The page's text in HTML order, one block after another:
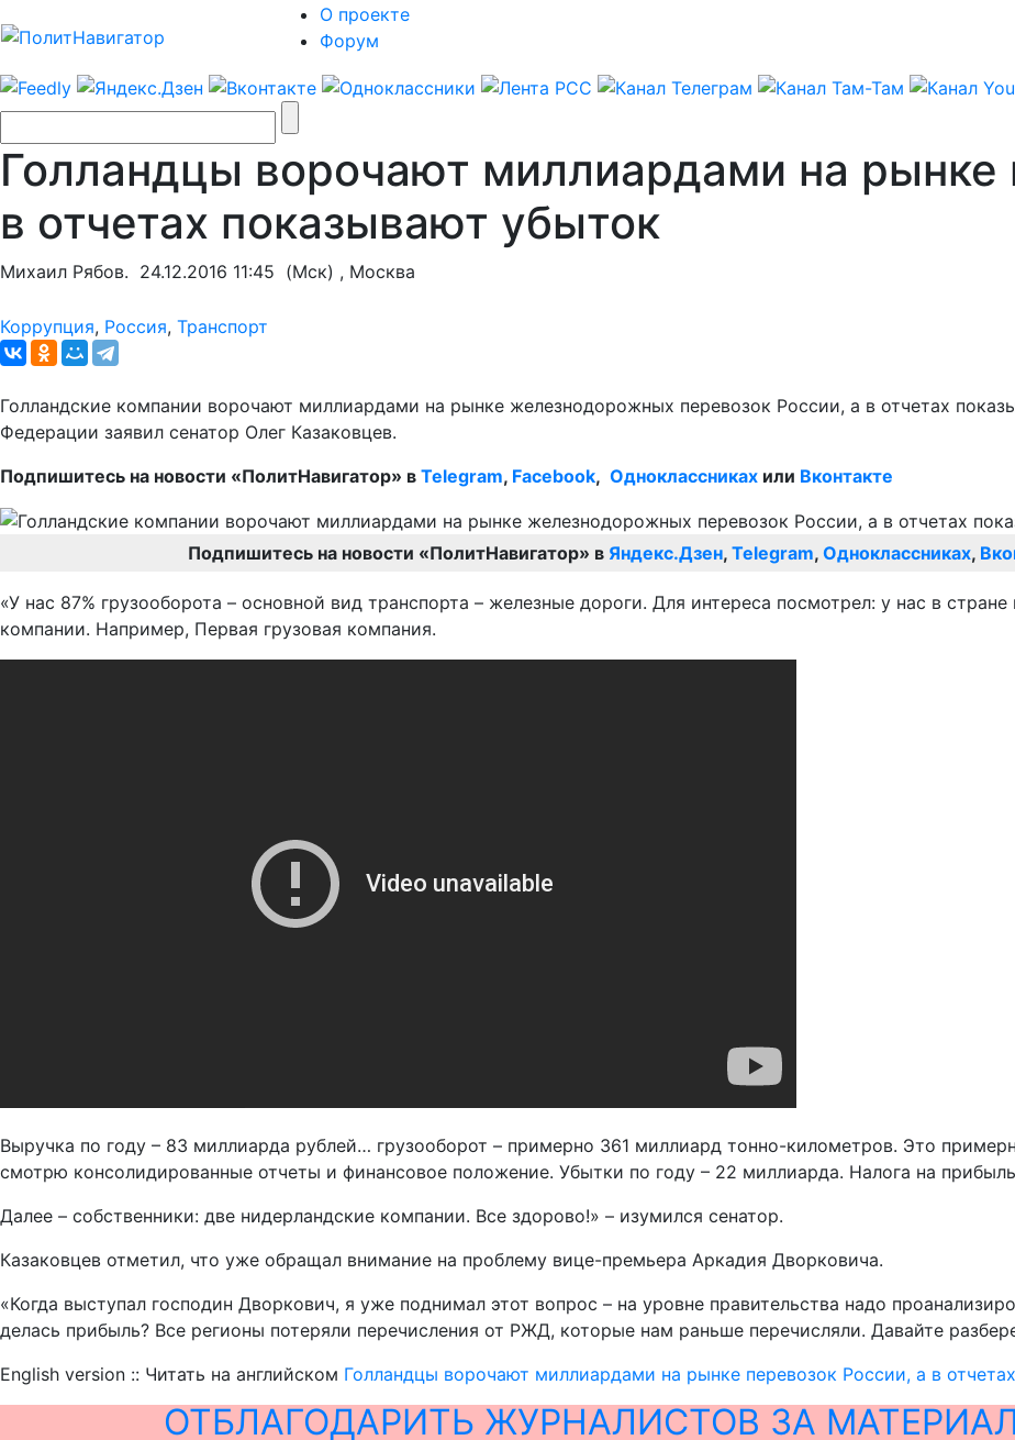
О проекте
Форум
Голландцы ворочают миллиардами на рынке
в отчетах показывают убыток
Михаил Рябов. 24.12.2016 11:45 (Мск) , Москва
Коррупция, Россия, Транспорт
Голландские компании ворочают миллиардами на рынке железнодорожных перевозок России, а в отчетах
Федерации заявил сенатор Олег Казаковцев.
Подпишитесь на новости «ПолитНавигатор» в Telegram, Facebook, Одноклассниках или Вконтакте
Подпишитесь на новости «ПолитНавигатор» в Яндекс.Дзен, Telegram, Одноклассниках,
«У нас 87% грузооборота – основной вид транспорта – железные дороги. Для интереса посмотрел: у нас в
компании. Например, Первая грузовая компания.
Выручка по году – 83 миллиарда рублей… грузооборот – примерно 361 миллиард тонно-километров. Это
смотрю консолидированные отчеты и финансовое положение. Убытки по году – 22 миллиарда. Налога на
Далее – собственники: две нидерландские компании. Все здорово!» – изумился сенатор.
Казаковцев отметил, что уже обращал внимание на проблему вице-премьера Аркадия Дворковича.
«Когда выступал господин Дворкович, я уже поднимал этот вопрос – на уровне правительства надо
делась прибыль? Все регионы потеряли перечисления от РЖД, которые нам раньше перечисляли. Давайте
English version :: Читать на английском Голландцы ворочают миллиардами на рынке перевозок России, а в
ОТБЛАГОДАРИТЬ ЖУРНАЛИСТОВ ЗА